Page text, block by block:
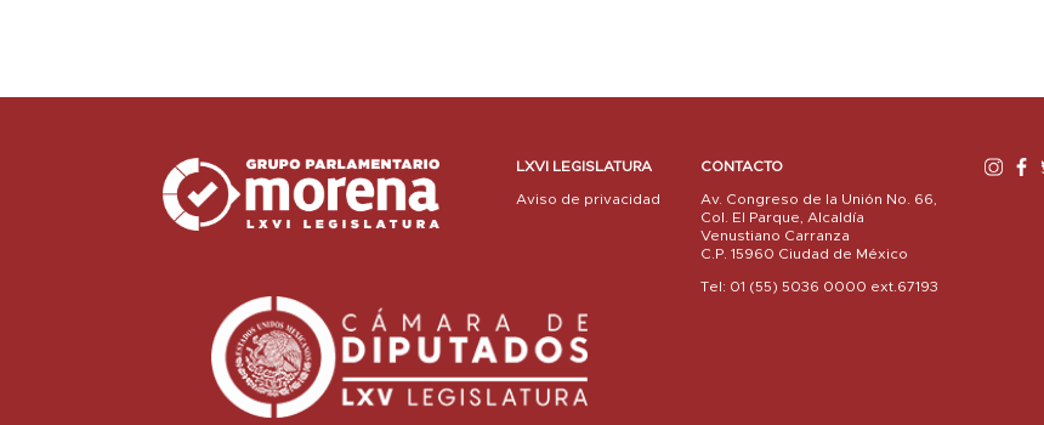
LXVI LEGISLATURA
Aviso de privacidad
CONTACTO
Av. Congreso de la Unión No. 66,
Col. El Parque, Alcaldía
Venustiano Carranza
C.P. 15960 Ciudad de México
Tel: 01 (55) 5036 0000 ext.67193